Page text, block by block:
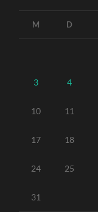
M D
3 4
10 11
17 18
24 25
31